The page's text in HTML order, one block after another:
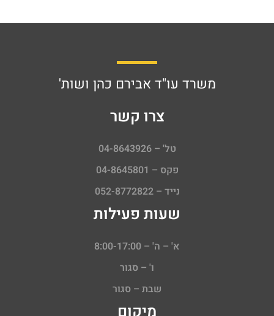
משרד עו"ד אבירם כהן ושות'
צרו קשר
טל' – 04-8643926
פקס – 04-8645801
נייד – 052-8772822
שעות פעילות
א' – ה' – 8:00-17:00
ו' – סגור
שבת – סגור